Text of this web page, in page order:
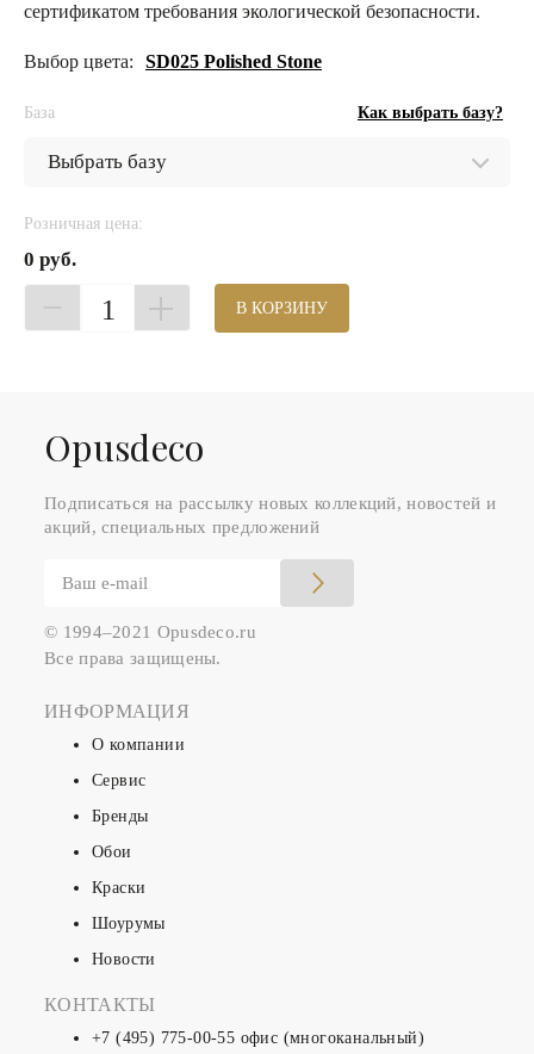
сертификатом требования экологической безопасности.
Выбор цвета: SD025 Polished Stone
База Как выбрать базу?
Розничная цена:
0 руб.
1 В КОРЗИНУ
Оpusdeco
Подписаться на рассылку новых коллекций, новостей и
акций, специальных предложений
© 1994–2021 Opusdeco.ru
Все права защищены.
ИНФОРМАЦИЯ
О компании
Сервис
Бренды
Обои
Краски
Шоурумы
Новости
КОНТАКТЫ
+7 (495) 775-00-55 офис (многоканальный)